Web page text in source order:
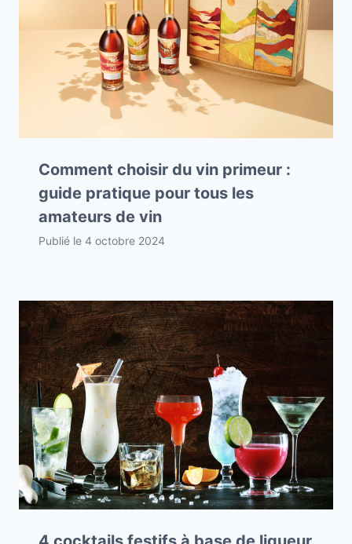
Comment choisir du vin primeur :
guide pratique pour tous les
amateurs de vin
Publié le 4 octobre 2024